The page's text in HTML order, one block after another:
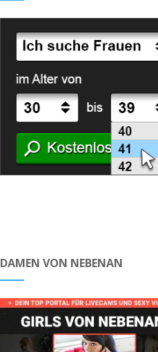
DAMEN VON NEBENAN